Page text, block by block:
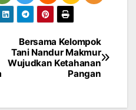
Bersama Kelompok
Tani Nandur Makmur
Wujudkan Ketahanan
Pangan